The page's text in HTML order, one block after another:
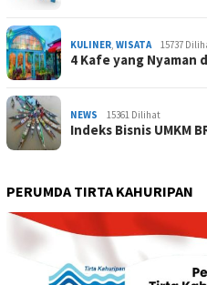
KULINER, WISATA 15737
4 Kafe yang
NEWS 15361 Dilihat
Indeks Bisnis UMKM
PERUMDA TIRTA KAHURIPAN